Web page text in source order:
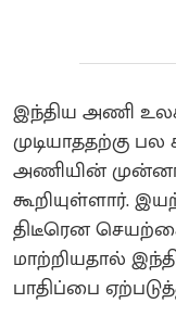
இந்திய அணி
முடியாததற்கு
அணியின்
கூறியுள்ளார்.
திடீரென
மாற்றியதால்
பாதிப்பை